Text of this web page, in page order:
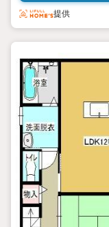
置き場からバルコ
n●小学校までは約
社のスタッフがお
ます！まずは資料
不動産のことなら
提供